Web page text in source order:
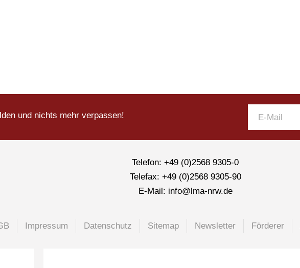
und nichts mehr verpassen!
Telefon: +49 (0)2568 9305-0
Telefax: +49 (0)2568 9305-90
E-Mail: info@lma-nrw.de
Impressum Datenschutz Sitemap Newsletter Förderer